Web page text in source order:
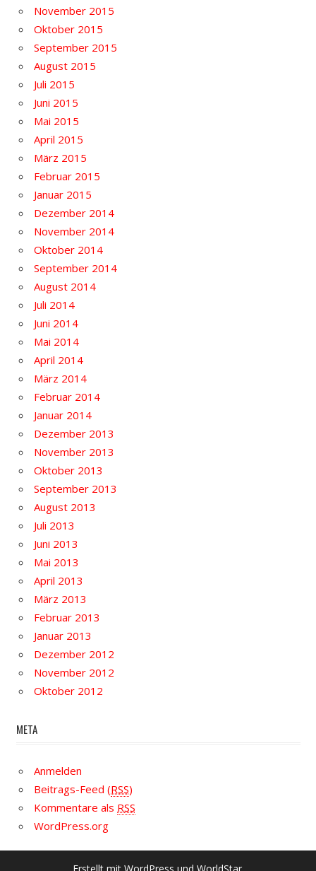
November 2015
Oktober 2015
September 2015
August 2015
Juli 2015
Juni 2015
Mai 2015
April 2015
März 2015
Februar 2015
Januar 2015
Dezember 2014
November 2014
Oktober 2014
September 2014
August 2014
Juli 2014
Juni 2014
Mai 2014
April 2014
März 2014
Februar 2014
Januar 2014
Dezember 2013
November 2013
Oktober 2013
September 2013
August 2013
Juli 2013
Juni 2013
Mai 2013
April 2013
März 2013
Februar 2013
Januar 2013
Dezember 2012
November 2012
Oktober 2012
META
Anmelden
Beitrags-Feed (RSS)
Kommentare als RSS
WordPress.org